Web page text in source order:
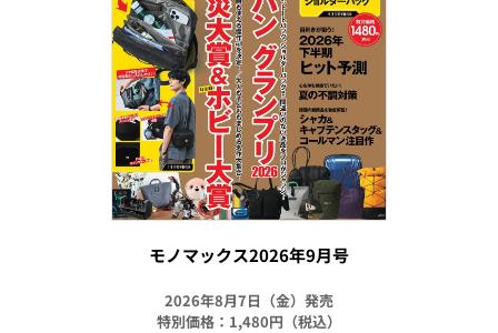
モノマックス2026年9月号
2026年8月7日（金）発売
特別価格：1,480円（税込）